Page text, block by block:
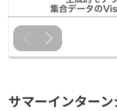
サマーインター